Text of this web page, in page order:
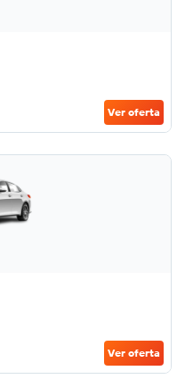
Ver oferta
Ver oferta